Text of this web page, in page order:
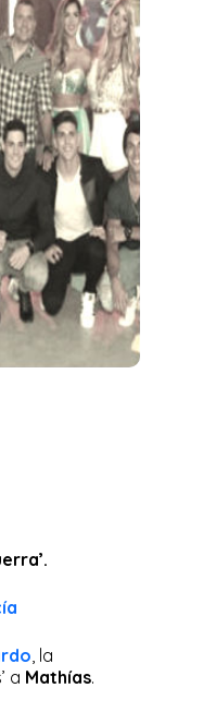
, la
a Mathías.